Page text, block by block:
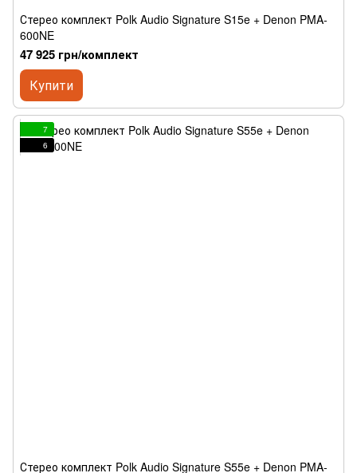
Стерео комплект Polk Audio Signature S15e + Denon PMA-
600NE
47 925 грн/комплект
Купити
7
6
Стерео комплект Polk Audio Signature S55e + Denon PMA-